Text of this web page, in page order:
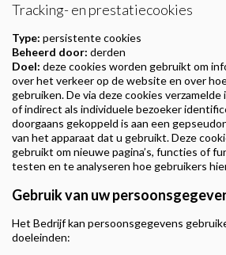
Tracking- en prestatiecookies
Type: persistente cookies
Beheerd door: derden
Doel: deze cookies worden gebruikt om
over het verkeer op de website en over
gebruiken. De via deze cookies
of indirect als individuele bezoeker
doorgaans gekoppeld is aan een
van het apparaat dat u gebruikt. Deze
gebruikt om nieuwe pagina’s, functies of
testen en te analyseren hoe gebruikers
Gebruik van uw
Het Bedrijf kan persoonsgegevens
doeleinden: